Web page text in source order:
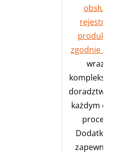
obsługę
rejestracji
zgodnie z
wraz z
doradztwem
każdym
procesu.